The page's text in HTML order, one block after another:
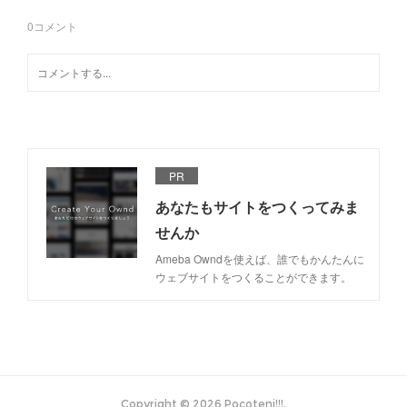
0コメント
PR
あなたもサイトをつくってみま
せんか
Ameba Owndを使えば、誰でもかんたんに
ウェブサイトをつくることができます。
Copyright © 2026 Pocoteni!!!.